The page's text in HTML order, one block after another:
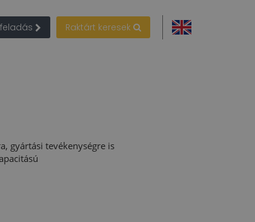
Raktárt keresek
gyártási tevékenységre is